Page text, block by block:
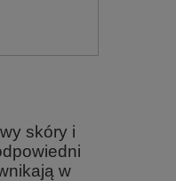
skóry i
w